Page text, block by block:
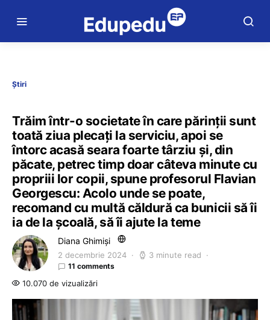
Știri
Trăim într-o societate în care părinții sunt
toată ziua plecați la serviciu, apoi se
întorc acasă seara foarte târziu și, din
păcate, petrec timp doar câteva minute cu
propriii lor copii, spune profesorul Flavian
Georgescu: Acolo unde se poate,
recomand cu multă căldură ca bunicii să îi
ia de la școală, să îi ajute la teme
Diana Ghimiși
2 decembrie 2024 3 minute read
11 comments
10.070 de vizualizări